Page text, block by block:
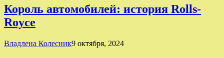
Король автомобилей: история Rolls-
Royce
Владлена Колесник9 октября, 2024